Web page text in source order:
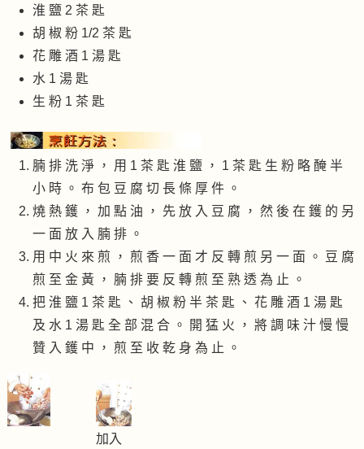
淮 鹽 2 茶 匙
胡 椒 粉 1/2 茶 匙
花 雕 酒 1 湯 匙
水 1 湯 匙
生 粉 1 茶 匙
腩 排 洗 淨 ， 用 1 茶 匙 淮 鹽 ， 1 茶 匙 生 粉 略 醃 半
小 時 。 布 包 豆 腐 切 長 條 厚 件 。
燒 熱 鑊 ， 加 點 油 ， 先 放 入 豆 腐 ， 然 後 在 鑊 的 另
一 面 放 入 腩 排 。
用 中 火 來 煎 ， 煎 香 一 面 才 反 轉 煎 另 一 面 。 豆 腐
煎 至 金 黃 ， 腩 排 要 反 轉 煎 至 熟 透 為 止 。
把 淮 鹽 1 茶 匙 、 胡 椒 粉 半 茶 匙 、 花 雕 酒 1 湯 匙
及 水 1 湯 匙 全 部 混 合 。 開 猛 火 ， 將 調 味 汁 慢 慢
贊 入 鑊 中 ， 煎 至 收 乾 身 為 止 。
加入